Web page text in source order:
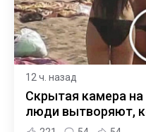
12 ч. назад
Скрытая камера
люди вытворяют,